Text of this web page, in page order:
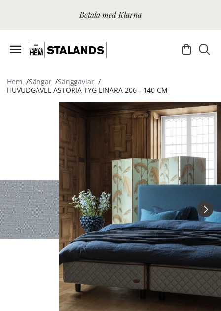
Betala med Klarna
Hem Sängar
Sänggavlar
HUVUDGAVEL ASTORIA TYG LINARA 206 - 140 CM